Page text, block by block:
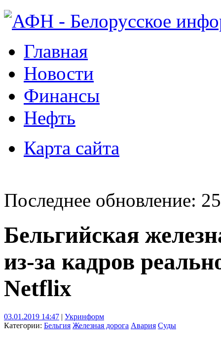
Главная
Новости
Финансы
Нефть
Карта сайта
Последнее обновление:
Бельгийская
из-за кадров
Netflix
03.01.2019 14:47 | Укринформ
Категории: Бельгия Железная дорога Авария Суды